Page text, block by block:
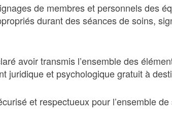
de membres et personnels des
durant des séances de soins,
avoir transmis l’ensemble des
juridique et psychologique gratuit à
et respectueux pour l’ensemble